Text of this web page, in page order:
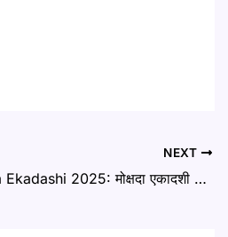
NEXT
Mokshada Ekadashi 2025: मोक्षदा एकादशी 2025